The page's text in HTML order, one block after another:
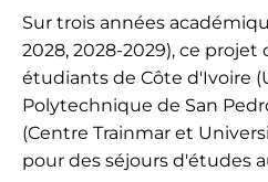
Sur trois années
2028, 2028-2029), ce projet
étudiants de Côte d'Ivoire
Polytechnique de San
(Centre Trainmar et
pour des séjours d'études